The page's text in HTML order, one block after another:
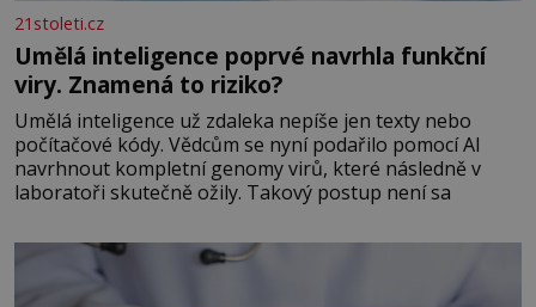
21stoleti.cz
Umělá inteligence poprvé navrhla funkční
viry. Znamená to riziko?
Umělá inteligence už zdaleka nepíše jen texty nebo
počítačové kódy. Vědcům se nyní podařilo pomocí AI
navrhnout kompletní genomy virů, které následně v
laboratoři skutečně ožily. Takový postup není sa